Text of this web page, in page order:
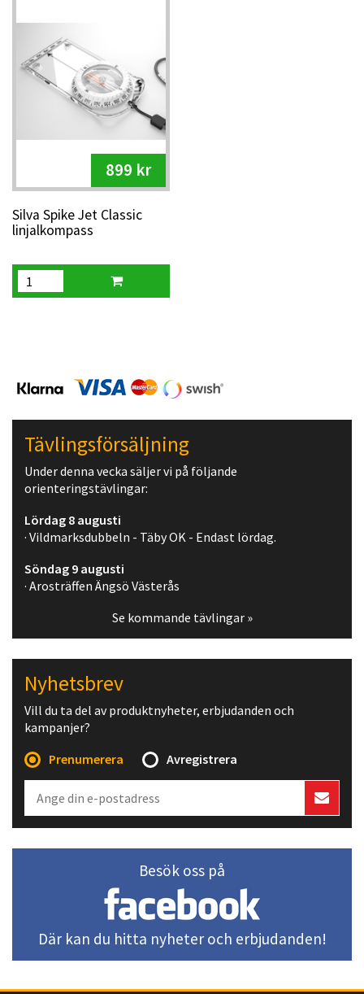
899 kr
Silva Spike Jet Classic
linjalkompass
Tävlingsförsäljning
Under denna vecka säljer vi på följande
orienteringstävlingar:
Lördag 8 augusti
· Vildmarksdubbeln - Täby OK - Endast lördag.
Söndag 9 augusti
· Arosträffen Ängsö Västerås
Se kommande tävlingar »
Nyhetsbrev
Vill du ta del av produktnyheter, erbjudanden och
kampanjer?
Prenumerera
Avregistrera
Besök oss på
Där kan du hitta nyheter och erbjudanden!